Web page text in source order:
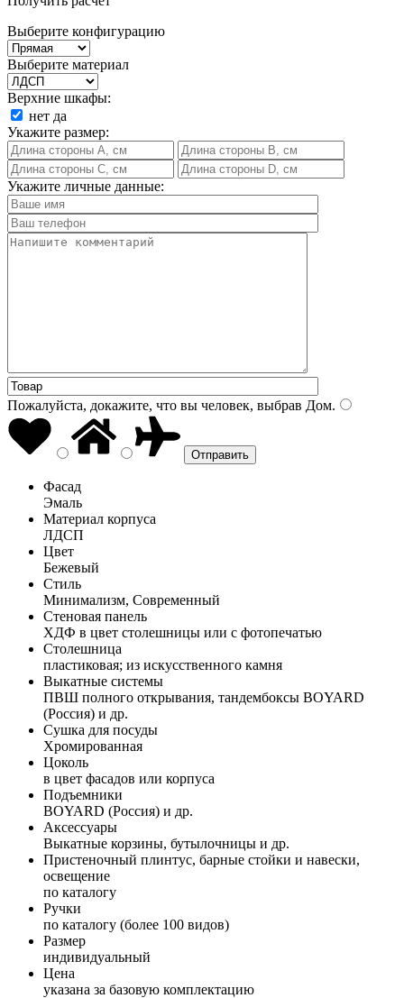
Выберите конфигурацию
Выберите материал
Верхние шкафы:
нет да
Укажите размер:
Укажите личные данные:
Пожалуйста, докажите, что вы человек, выбрав Дом.
Фасад
Эмаль
Материал корпуса
ЛДСП
Цвет
Бежевый
Стиль
Минимализм, Современный
Стеновая панель
ХДФ в цвет столешницы или с фотопечатью
Столешница
пластиковая; из искусственного камня
Выкатные системы
ПВШ полного открывания, тандембоксы BOYARD
(Россия) и др.
Сушка для посуды
Хромированная
Цоколь
в цвет фасадов или корпуса
Подъемники
BOYARD (Россия) и др.
Аксессуары
Выкатные корзины, бутылочницы и др.
Пристеночный плинтус, барные стойки и навески,
освещение
по каталогу
Ручки
по каталогу (более 100 видов)
Размер
индивидуальный
Цена
указана за базовую комплектацию